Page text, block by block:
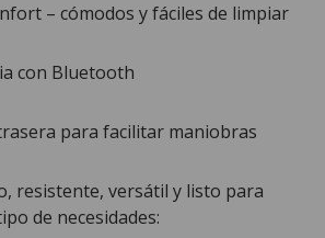
– cómodos y fáciles de limpiar
con Bluetooth
para facilitar maniobras
resistente, versátil y listo para
de necesidades: